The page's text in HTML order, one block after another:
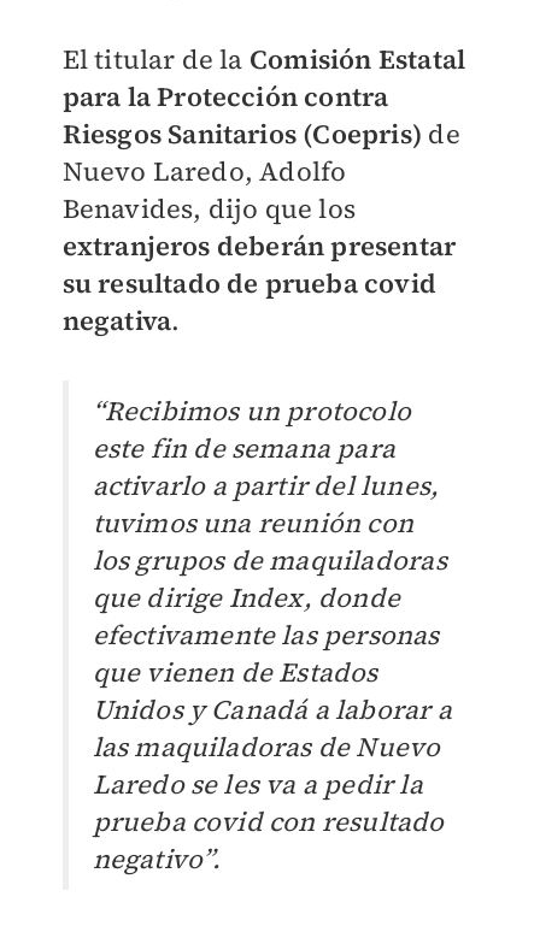
El titular de la Comisión Estatal
para la Protección contra
Riesgos Sanitarios (Coepris) de
Nuevo Laredo, Adolfo
Benavides, dijo que los
extranjeros deberán presentar
su resultado de prueba covid
negativa.
“Recibimos un protocolo
este fin de semana para
activarlo a partir del lunes,
tuvimos una reunión con
los grupos de maquiladoras
que dirige Index, donde
efectivamente las personas
que vienen de Estados
Unidos y Canadá a laborar a
las maquiladoras de Nuevo
Laredo se les va a pedir la
prueba covid con resultado
negativo”.